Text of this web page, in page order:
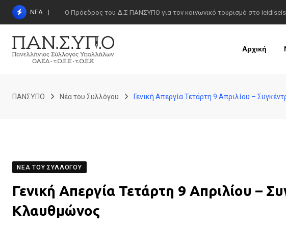
Skip
content
ΝΕΑ Ο Πρόεδρος του Δ.Σ ΠΑΝΣΥΠΟ για τον κοινωνικό τουρισμό στο
Αρχική
ΠΑΝΣΥΠΟ Νέα του Συλλόγου Γενική Απεργία Τετάρτη 9 Απριλίου –
ΝΈΑ ΤΟΥ ΣΥΛΛΌΓΟΥ
Γενική Απεργία Τετάρτη 9 Απριλίου –
Κλαυθμώνος